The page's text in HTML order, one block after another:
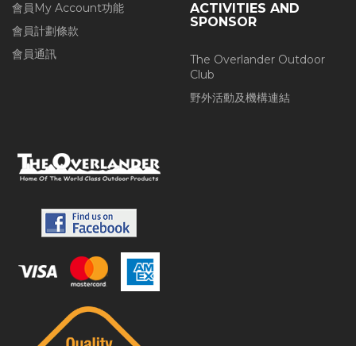
會員My Account功能
會員計劃條款
會員通訊
ACTIVITIES AND
SPONSOR
The Overlander Outdoor
Club
野外活動及機構連結